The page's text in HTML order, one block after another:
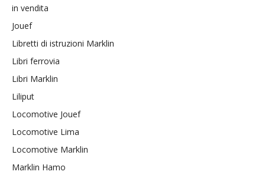
in vendita
Jouef
Libretti di istruzioni Marklin
Libri ferrovia
Libri Marklin
Liliput
Locomotive Jouef
Locomotive Lima
Locomotive Marklin
Marklin Hamo